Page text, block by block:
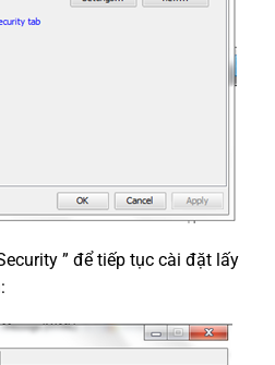
” để tiếp tục cài đặt lấy